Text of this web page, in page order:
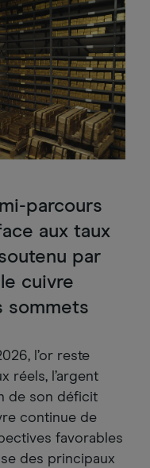
parcours
aux taux
par
cuivre
sommets
l’or reste
réels, l’argent
de son déficit
continue de
favorables
des principaux